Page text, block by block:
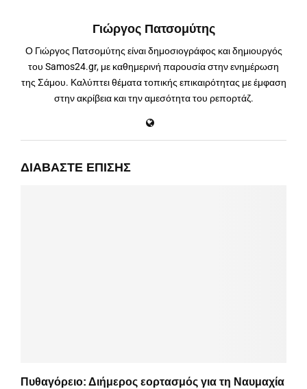
Γιώργος Πατσομύτης
Ο Γιώργος Πατσομύτης είναι δημοσιογράφος και δημιουργός
του Samos24.gr, με καθημερινή παρουσία στην ενημέρωση
της Σάμου. Καλύπτει θέματα τοπικής επικαιρότητας με έμφαση
στην ακρίβεια και την αμεσότητα του ρεπορτάζ.
ΔΙΑΒΆΣΤΕ ΕΠΊΣΗΣ
Πυθαγόρειο: Διήμερος εορτασμός για τη Ναυμαχία